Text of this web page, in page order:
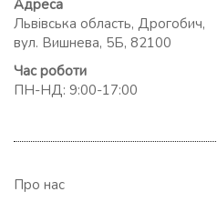
Адреса
Львівська область, Дрогобич,
вул. Вишнева, 5Б, 82100
Час роботи
ПН-НД: 9:00-17:00
Про нас